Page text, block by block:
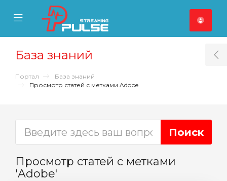
Mobile Menu
Mobile Menu
База знаний
Портал
База знаний
Просмотр статей с метками Adobe
Просмотр статей с метками
'Adobe'